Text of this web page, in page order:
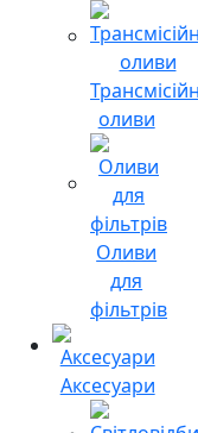
оливи
Оливи
для
фільтрів
Аксесуари